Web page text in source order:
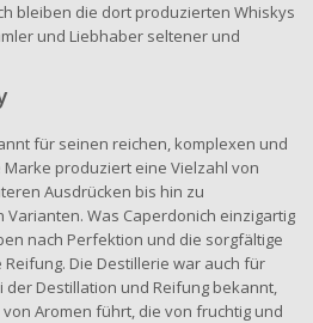
bleiben die dort produzierten Whiskys
und Liebhaber seltener und
für seinen reichen, komplexen und
produziert eine Vielzahl von
Ausdrücken bis hin zu
Was Caperdonich einzigartig
nach Perfektion und die sorgfältige
Die Destillerie war auch für
Destillation und Reifung bekannt,
Aromen führt, die von fruchtig und